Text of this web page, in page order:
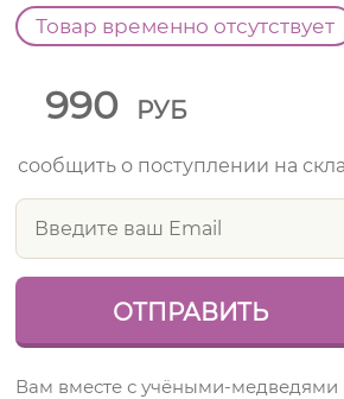
Товар временно отсутствует
990 РУБ
сообщить о поступлении на
Вам вместе с учёными-медведями